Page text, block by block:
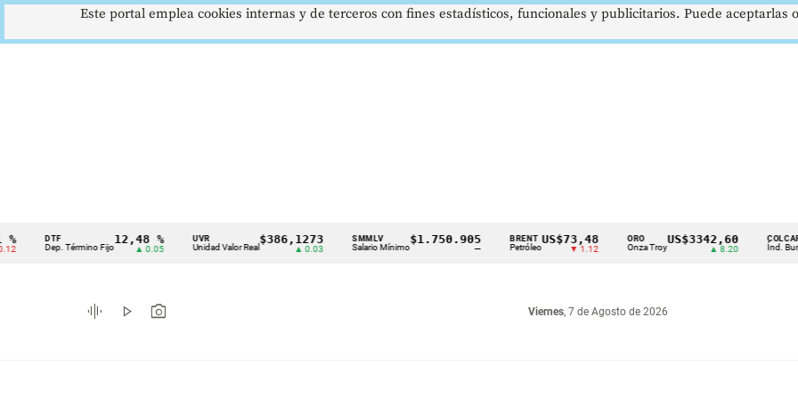
Cintillo
indicadores
económicos
DTF
Dep. Término Fijo
12,48 %
▲ 0.05
UVR
Unidad Valor Real
$386,1273 SMMLV
Salario Mínimo
$1.750.905 BRENT
Petróleo
US$73,48
▼ 1.12
ORO
Onza Troy
US$3342,60 COLCAP
Índ. Bursátil
graphic_eq play_arrow photo_camera Viernes, 7 de Agosto de 2026
Este portal emplea cookies internas y de terceros con fines estadísticos, funcionales y publicitarios. Puede aceptarlas